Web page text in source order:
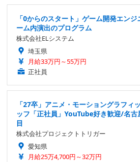
「0からのスタート」ゲーム開発エン
ーム内演出のプログラム
株式会社ELシステム
埼玉県
月給33万円～55万円
正社員
「27卒」アニメ・モーショングラフィ
ッフ「正社員」YouTube好き歓迎/名
目
株式会社プロジェクトトリガー
愛知県
月給25万4,700円～32万円